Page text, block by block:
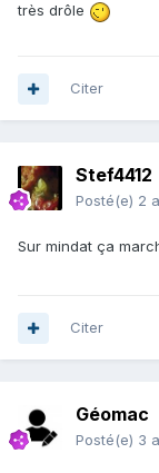
très drôle
Citer
Stef4412
Posté(e) 2
Sur mindat ça
Citer
Géomac
Posté(e) 3